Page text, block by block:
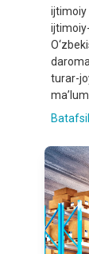
ijtimoiy
turar-
Batafsil